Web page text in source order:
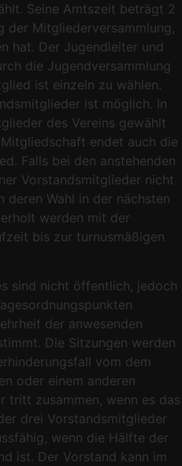
Seine Amtszeit beträgt 2
der Mitgliederversammlung,
hat. Der Jugendleiter und
die Jugendversammlung
ist einzeln zu wählen.
ist möglich. In
des Vereins gewählt
endet auch die
Falls bei den anstehenden
Vorstandsmitglieder nicht
deren Wahl in der nächsten
werden mit der
bis zur turnusmäßigen
sind nicht öffentlich, jedoch
der anwesenden
Die Sitzungen werden
vom dem
oder einem anderen
tritt zusammen, wenn es das
drei Vorstandsmitglieder
wenn die Hälfte der
ist. Der Vorstand kann im